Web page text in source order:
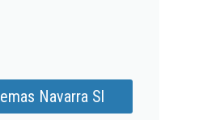
Navarra Sl